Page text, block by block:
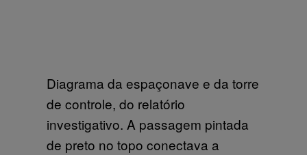
Diagrama da espaçonave e da torre
de controle, do relatório
investigativo. A passagem pintada
de preto no topo conectava a